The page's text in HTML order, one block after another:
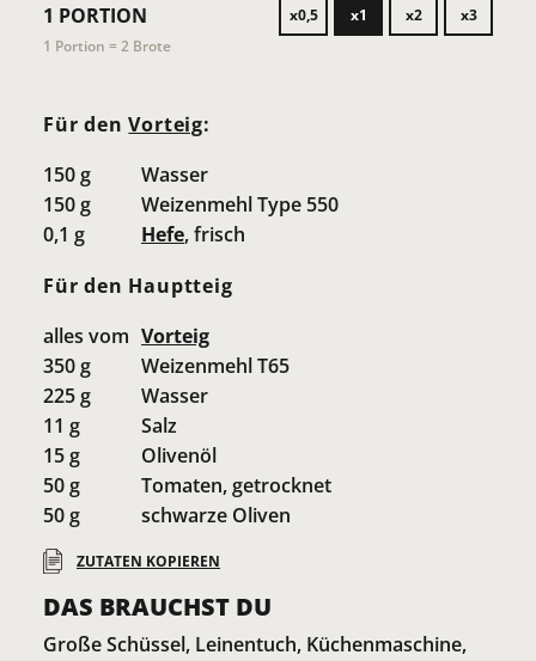
1 PORTION x0,5 x1 x2
x3
1 Portion = 2 Brote
Für denVorteig:
150g
Wasser
150g
Weizenmehl Type 550
0,1 g Hefe, frisch
Für den Hauptteig
alles vom Vorteig
350g
Weizenmehl T65
225g
Wasser
11 g
Salz
15g
Olivenöl
50g
Tomaten, getrocknet
50g schwarze Oliven
ZUTATEN KOPIEREN
DAS BRAUCHST DU
Große Schüssel, Leinentuch, Küchenmaschine,